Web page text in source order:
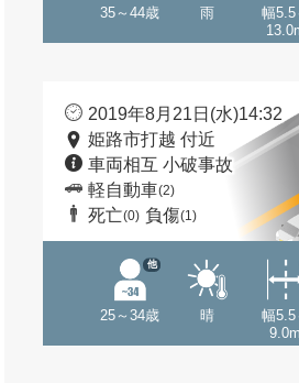
35～44歳 雨
幅5.5
2019年8月21日(水)14:32
姫路市打越 付近
車両相互 小破事故
軽自動車(2)
死亡(0) 負傷(1)
25～34歳
他
晴
幅5.5
9.0m